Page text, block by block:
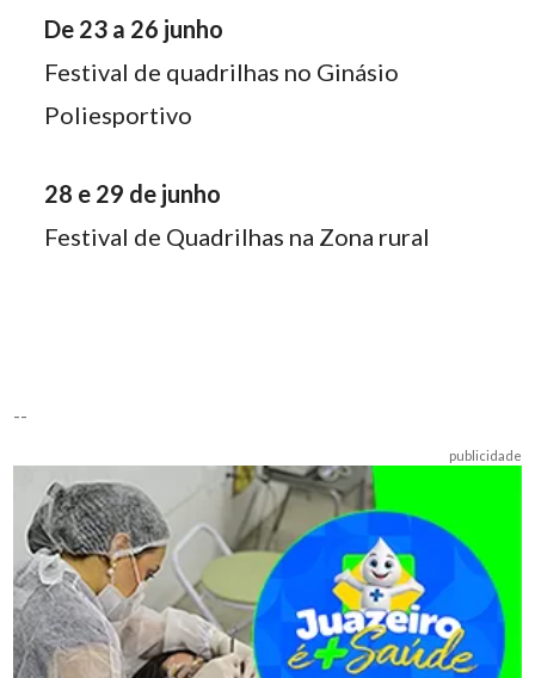
De 23 a 26 junho
Festival de quadrilhas no Ginásio
Poliesportivo
28 e 29 de junho
Festival de Quadrilhas na Zona rural
--
publicidade